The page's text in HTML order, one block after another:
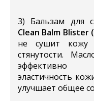
3) Бальзам для
Clean Balm Blister
не сушит кожу
стянутости.
эффективно
эластичность
улучшает общее